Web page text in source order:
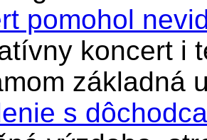
pomohol
koncert i
základná
s